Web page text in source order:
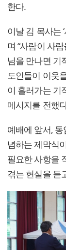
한다.
이날 김 목사는
며 “사람이 사
님을 만나면 기
도인들이 이웃
이 흘러가는 기
메시지를 전했
예배에 앞서,
념하는 제막식
필요한 사항을
겪는 현실을 듣